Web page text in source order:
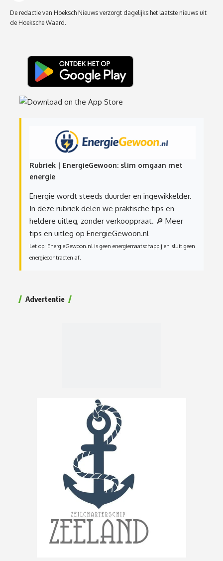
De redactie van Hoeksch Nieuws verzorgt dagelijks het laatste nieuws uit
de Hoeksche Waard.
Rubriek | EnergieGewoon: slim omgaan met
energie
Energie wordt steeds duurder en ingewikkelder.
In deze rubriek delen we praktische tips en
heldere uitleg, zonder verkooppraat. 🔎 Meer
tips en uitleg op EnergieGewoon.nl
Let op: EnergieGewoon.nl is geen energiemaatschappij en sluit geen
energiecontracten af.
Advertentie